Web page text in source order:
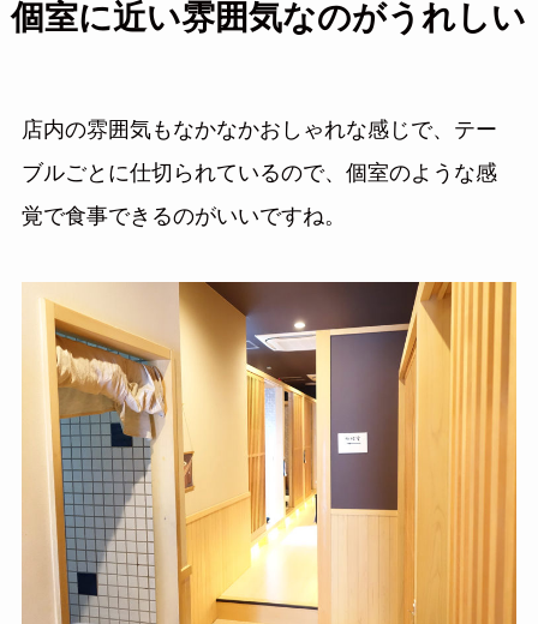
個室に近い雰囲気なのがうれしい
店内の雰囲気もなかなかおしゃれな感じで、テー
ブルごとに仕切られているので、個室のような感
覚で食事できるのがいいですね。